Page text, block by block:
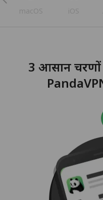
macOS iOS
3 आसान